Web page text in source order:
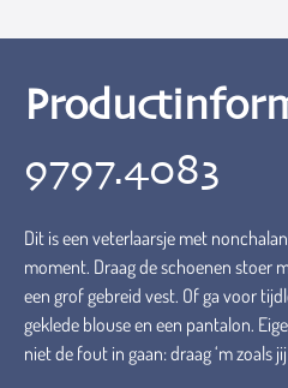
9797.4083
Dit is een veterlaarsje met
moment. Draag de schoenen stoer
een grof gebreid vest. Of ga voor
geklede blouse en een pantalon.
niet de fout in gaan: draag ‘m zoals